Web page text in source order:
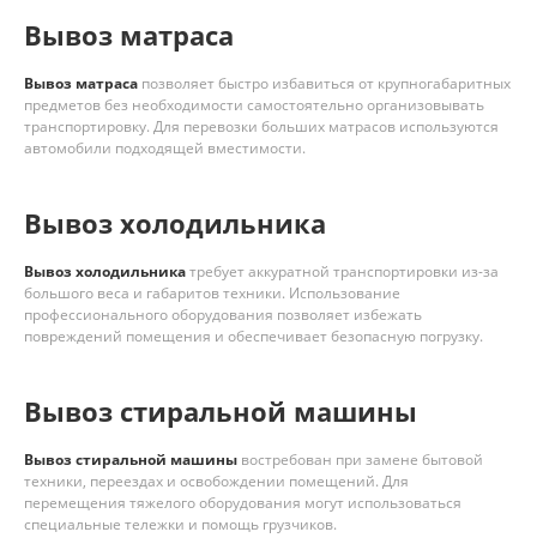
Вывоз матраса
Вывоз матраса позволяет быстро избавиться от крупногабаритных
предметов без необходимости самостоятельно организовывать
транспортировку. Для перевозки больших матрасов используются
автомобили подходящей вместимости.
Вывоз холодильника
Вывоз холодильникатребует аккуратной транспортировки из-за
большого веса и габаритов техники. Использование
профессионального оборудования позволяет избежать
повреждений помещения и обеспечивает безопасную погрузку.
Вывоз стиральной машины
Вывоз стиральной машины востребован при замене бытовой
техники, переездах и освобождении помещений. Для
перемещения тяжелого оборудования могут использоваться
специальные тележки и помощь грузчиков.